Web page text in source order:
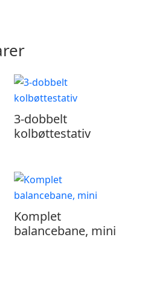
3-dobbelt
kolbøttestativ
Komplet
balancebane, mini